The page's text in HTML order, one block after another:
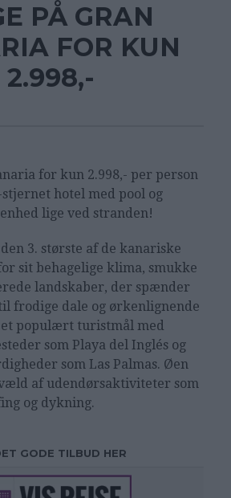
PÅ GRAN
FOR KUN
2.998,-
for kun 2.998,- per person
hotel med pool og
lige ved stranden!
3. største af de kanariske
sit behagelige klima, smukke
landskaber, der spænder
frodige dale og ørkenlignende
populært turistmål med
som Playa del Inglés og
som Las Palmas. Øen
af udendørsaktiviteter som
og dykning.
GODE TILBUD HER